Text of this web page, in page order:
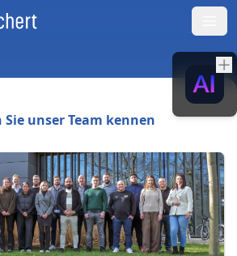
Sie unser Team kennen